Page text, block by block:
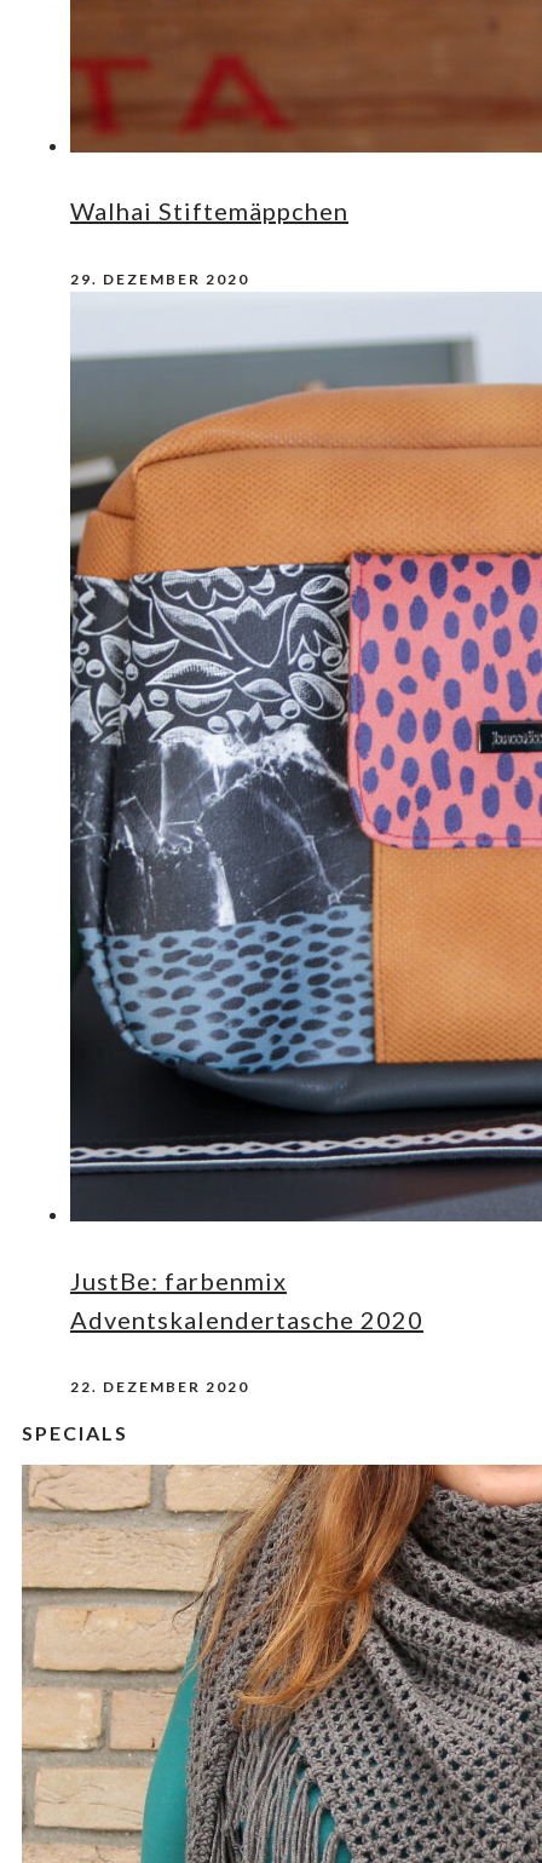
Walhai Stiftemäppchen
29. DEZEMBER 2020
JustBe: farbenmix
Adventskalendertasche 2020
22. DEZEMBER 2020
SPECIALS